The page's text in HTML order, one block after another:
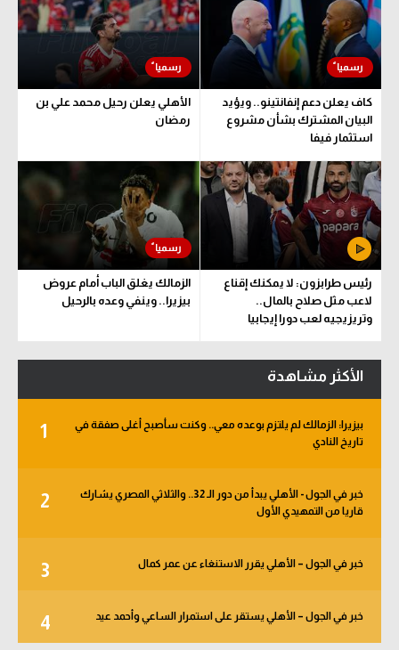
كاف يعلن دعم إنفانتينو.. ويؤيد
البيان المشترك بشأن مشروع
استثمار فيفا
الأهلي يعلن رحيل محمد علي بن
رمضان
رئيس طرابزون: لا يمكنك إقناع
لاعب مثل صلاح بالمال..
وتريزيجيه لعب دورا إيجابيا
الزمالك يغلق الباب أمام عروض
بيزيرا.. وينفي وعده بالرحيل
الأكثر مشاهدة
1
بيزيرا: الزمالك لم يلتزم بوعده معي.. وكنت سأصبح أغلى صفقة في
تاريخ النادي
2
خبر في الجول - الأهلي يبدأ من دور الـ 32.. والثلاثي المصري يشارك
قاريا من التمهيدي الأول
3 خبر في الجول – الأهلي يقرر الاستنغاء عن عمر كمال
4 خبر في الجول – الأهلي يستقر على استمرار الساعي وأحمد عيد